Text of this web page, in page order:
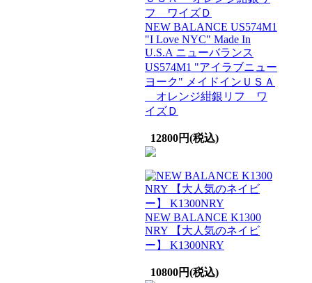
NEW BALANCE US574M1
"I Love NYC" Made In
U.S.A ニューバランス
US574M1 "アイラブニュー
ヨーク" メイドインＵＳＡ
オレンジ紺銀リフ ワ
イズＤ
12800円(税込)
NEW BALANCE K1300
NRY 【大人気のネイビ
ー】 K1300NRY
10800円(税込)